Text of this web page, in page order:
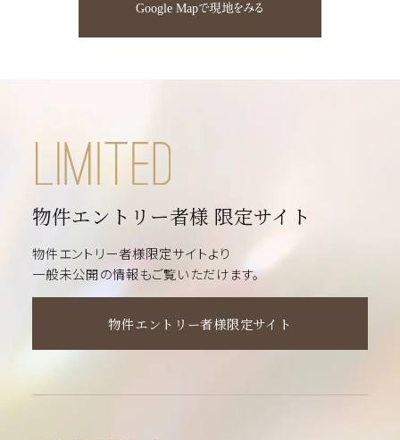
Google Mapで現地をみる
物件エントリー者様 限定サイト
物件エントリー者様限定サイトより
一般未公開の情報もご覧いただけます。
物件エントリー者様限定サイト